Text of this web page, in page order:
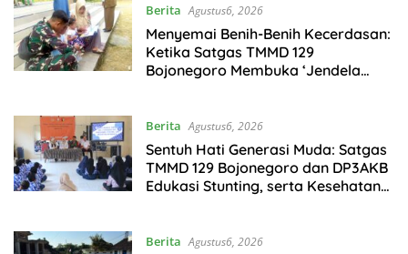
Berita Agustus6, 2026
Menyemai Benih-Benih Kecerdasan:
Ketika Satgas TMMD 129
Bojonegoro Membuka ‘Jendela
Berita Agustus6, 2026
Sentuh Hati Generasi Muda: Satgas
TMMD 129 Bojonegoro dan DP3AKB
Edukasi Stunting, serta Kesehatan
Berita Agustus6, 2026